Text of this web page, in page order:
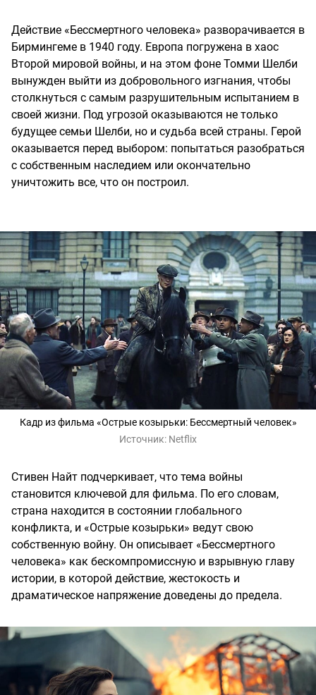
Действие «Бессмертного человека» разворачивается в
Бирмингеме в 1940 году. Европа погружена в хаос
Второй мировой войны, и на этом фоне Томми Шелби
вынужден выйти из добровольного изгнания, чтобы
столкнуться с самым разрушительным испытанием в
своей жизни. Под угрозой оказываются не только
будущее семьи Шелби, но и судьба всей страны. Герой
оказывается перед выбором: попытаться разобраться
с собственным наследием или окончательно
уничтожить все, что он построил.
Кадр из фильма «Острые козырьки: Бессмертный человек»
Источник: Netflix
Стивен Найт подчеркивает, что тема войны
становится ключевой для фильма. По его словам,
страна находится в состоянии глобального
конфликта, и «Острые козырьки» ведут свою
собственную войну. Он описывает «Бессмертного
человека» как бескомпромиссную и взрывную главу
истории, в которой действие, жестокость и
драматическое напряжение доведены до предела.